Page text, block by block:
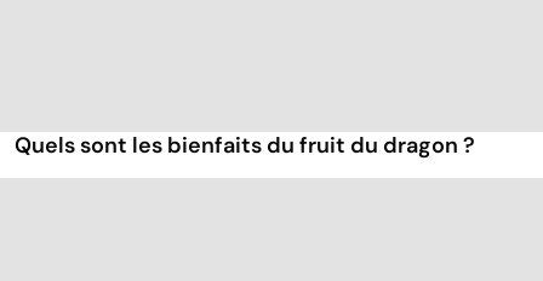
Quels sont les bienfaits du fruit du dragon ?